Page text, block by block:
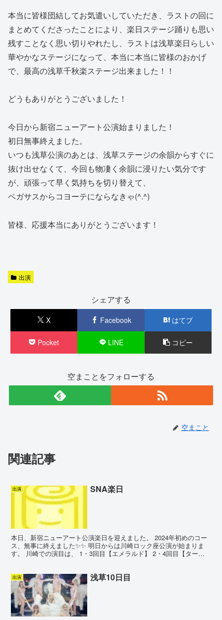
本当に皆様団結してお気遣いしていただき、ラストの回に
まとめてくださったことにより、楽日ステージ踊りも思い
残すことなく思い切りやれたし、ラストは浅草楽日らしい
華やかなステージになって、本当に本当に皆様のおかげ
で、最高の浅草千秋楽ステージ出来ました！！
どうもありがとうございました！
今日から新宿ニューアート公演始まりました！
初日無事終えました。
いつも浅草公演のあとは、浅草ステージの余韻からすぐに
抜け出せなくて、今回も物凄く余韻に浸りたい気分です
が、頑張って早く気持ちを切り替えて、
ペガサスからコヨーテにならなきゃ(^.^)
皆様、応援本当にありがとうございます！
出演
シェアする
X Facebook はてブ
Pocket LINE コピー
空まことをフォローする
空まこと
関連記事
出演 SNA楽日
本日、新宿ニューアート公演楽日を迎えました。 2024年初めのコー
ス、無事に終えました✨✨ 明日からは川崎ロック座公演が始まりま
す。 川崎での演目は、 1・3回目【エメラルド】 2・4回目【ターコ
出演 浅草10日目